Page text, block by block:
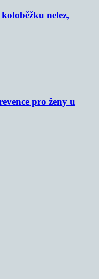
nelez,
pro ženy u